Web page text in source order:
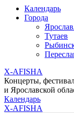
Календарь
Города
Тутаев
X-AFISHA
Концерты,
и Ярославской
Календарь
X-AFISHA